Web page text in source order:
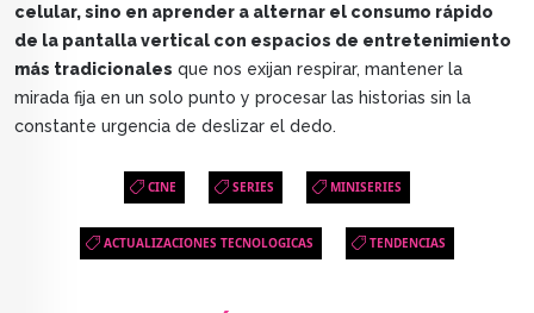
celular, sino en aprender a alternar el consumo rápido
de la pantalla vertical con espacios de entretenimiento
más tradicionales que nos exijan respirar, mantener la
mirada fija en un solo punto y procesar las historias sin la
constante urgencia de deslizar el dedo.
CINE SERIES MINISERIES
ACTUALIZACIONES TECNOLOGICAS TENDENCIAS